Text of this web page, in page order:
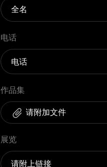
电话
作品集
请附加文件
展览